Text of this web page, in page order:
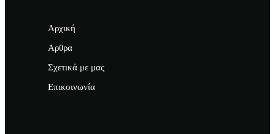
Αρχική
Αρθρα
Σχετικά με μας
Επικοινωνία